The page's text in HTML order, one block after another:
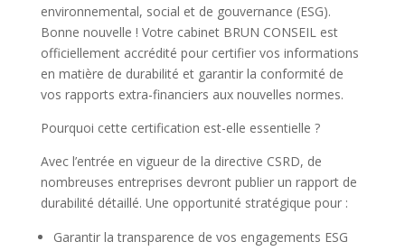
environnemental, social et de gouvernance (ESG).
Bonne nouvelle ! Votre cabinet BRUN CONSEIL est
officiellement accrédité pour certifier vos informations
en matière de durabilité et garantir la conformité de
vos rapports extra-financiers aux nouvelles normes.
Pourquoi cette certification est-elle essentielle ?
Avec l’entrée en vigueur de la directive CSRD, de
nombreuses entreprises devront publier un rapport de
durabilité détaillé. Une opportunité stratégique pour :
Garantir la transparence de vos engagements ESG